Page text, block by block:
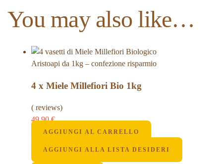
You may also like…
4 x Miele Millefiori Bio 1kg
( reviews)
49,90€
AGGIUNGI AL CARRELLO
AGGIUNGI ALLA LISTA DESIDERI